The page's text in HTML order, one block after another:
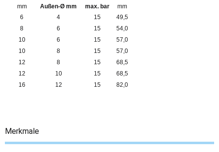
mm
Außen-Ø mm
max. bar
mm
6
4 15
49,5
8
6 15
54,0
10
6 15
57,0
10
8 15
57,0
12
8 15
68,5
12
10 15
68,5
16
12 15 82,0
Merkmale